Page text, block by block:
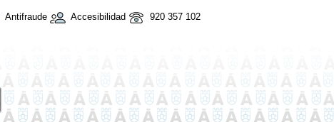
Antifraude Accesibilidad 920 357 102